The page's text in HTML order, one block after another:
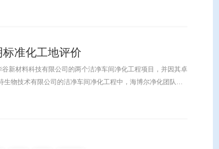
准化工地评价
新材料科技有限公司的两个洁净车间净化工程项目，并因其卓